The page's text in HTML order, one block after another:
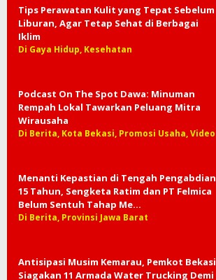
Tips Perawatan Kulit yang Tepat Sebelum
Liburan, Agar Tetap Sehat di Berbagai
Iklim
Di Gaya Hidup, Kesehatan
Podcast On The Spot Dawa: Minuman
Rempah Lokal Tawarkan Peluang Mitra
Wirausaha
Di Berita, Kota Bekasi, Promosi Usaha, Video
Menanti Kepastian di Tengah Pengabdian
15 Tahun, Sengketa Ratim dan PT Felmica
Belum Sentuh Tahap Me…
Di Berita, Provinsi Jawa Barat
Antisipasi Musim Kemarau, Pemkot Bekasi
Siagakan 11 Armada Water Trucking Demi